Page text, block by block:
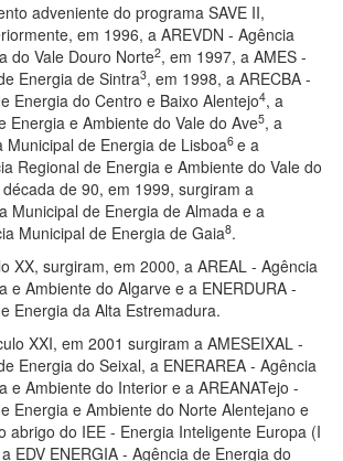
adveniente do programa SAVE II,
em 1996, a AREVDN - Agência
do Vale Douro Norte2, em 1997, a AMES -
Energia de Sintra3, em 1998, a ARECBA -
Energia do Centro e Baixo Alentejo4, a
Energia e Ambiente do Vale do Ave5, a
Municipal de Energia de Lisboa6 e a
Regional de Energia e Ambiente do Vale do
de 90, em 1999, surgiram a
Municipal de Energia de Almada e a
Municipal de Energia de Gaia8.
XX, surgiram, em 2000, a AREAL - Agência
e Ambiente do Algarve e a ENERDURA -
Energia da Alta Estremadura.
XXI, em 2001 surgiram a AMESEIXAL -
Energia do Seixal, a ENERAREA - Agência
e Ambiente do Interior e a AREANATejo -
Energia e Ambiente do Norte Alentejano e
abrigo do IEE - Energia Inteligente Europa (I
EDV ENERGIA - Agência de Energia do